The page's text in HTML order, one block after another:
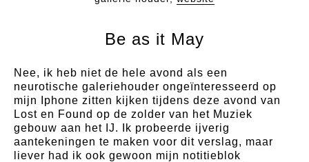
Be as it May
Nee, ik heb niet de hele avond als een
neurotische galeriehouder ongeïnteresseerd op
mijn Iphone zitten kijken tijdens deze avond van
Lost en Found op de zolder van het Muziek
gebouw aan het IJ. Ik probeerde ijverig
aantekeningen te maken voor dit verslag, maar
liever had ik ook gewoon mijn notitieblok